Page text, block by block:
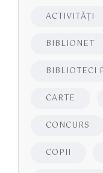
ACTIVITĂŢI
BIBLIONET
BIBLIOTECI
CARTE
CONCURS
COPII